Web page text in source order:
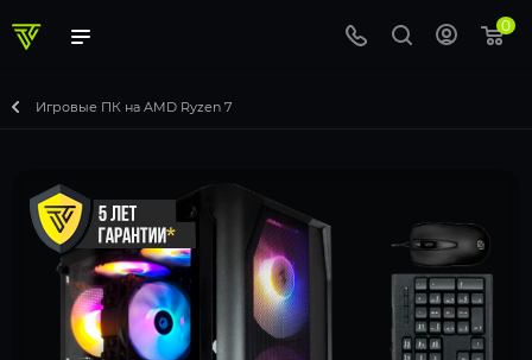
0
Игровые ПК на AMD Ryzen 7